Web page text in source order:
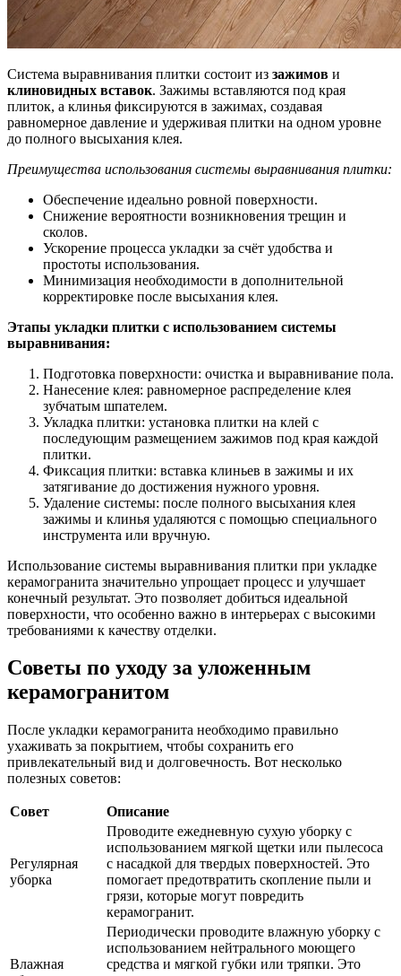
Система выравнивания плитки состоит из зажимов и
клиновидных вставок. Зажимы вставляются под края
плиток, а клинья фиксируются в зажимах, создавая
равномерное давление и удерживая плитки на одном уровне
до полного высыхания клея.
Преимущества использования системы выравнивания плитки:
Обеспечение идеально ровной поверхности.
Снижение вероятности возникновения трещин и
сколов.
Ускорение процесса укладки за счёт удобства и
простоты использования.
Минимизация необходимости в дополнительной
корректировке после высыхания клея.
Этапы укладки плитки с использованием системы
выравнивания:
Подготовка поверхности: очистка и выравнивание пола.
Нанесение клея: равномерное распределение клея
зубчатым шпателем.
Укладка плитки: установка плитки на клей с
последующим размещением зажимов под края каждой
плитки.
Фиксация плитки: вставка клиньев в зажимы и их
затягивание до достижения нужного уровня.
Удаление системы: после полного высыхания клея
зажимы и клинья удаляются с помощью специального
инструмента или вручную.
Использование системы выравнивания плитки при укладке
керамогранита значительно упрощает процесс и улучшает
конечный результат. Это позволяет добиться идеальной
поверхности, что особенно важно в интерьерах с высокими
требованиями к качеству отделки.
Советы по уходу за уложенным
керамогранитом
После укладки керамогранита необходимо правильно
ухаживать за покрытием, чтобы сохранить его
привлекательный вид и долговечность. Вот несколько
полезных советов:
Совет Описание
Регулярная
уборка
Проводите ежедневную сухую уборку с
использованием мягкой щетки или пылесоса
с насадкой для твердых поверхностей. Это
помогает предотвратить скопление пыли и
грязи, которые могут повредить
керамогранит.
Влажная
Периодически проводите влажную уборку с
использованием нейтрального моющего
средства и мягкой губки или тряпки. Это